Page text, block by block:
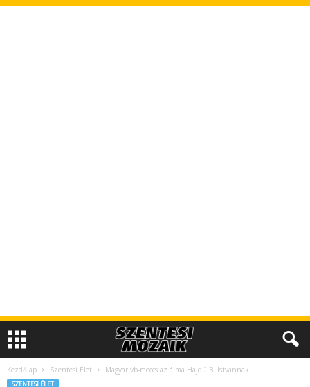
Kezdőlap Szentesi Élet Magyar vb-meccs az álma Hajdú B. Istvánnak…
SZENTESI ÉLET